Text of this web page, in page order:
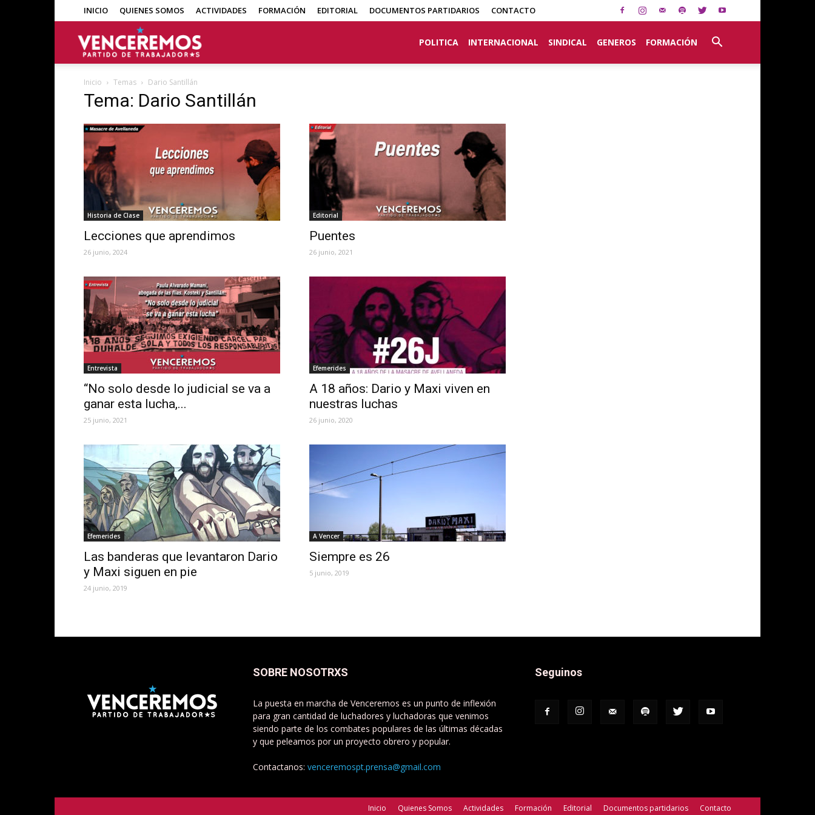
INICIO QUIENES SOMOS ACTIVIDADES FORMACIÓN EDITORIAL DOCUMENTOS PARTIDARIOS CONTACTO
POLITICA INTERNACIONAL SINDICAL GENEROS FORMACIÓN
Inicio Temas Dario Santillán
Tema: Dario Santillán
Historia de Clase
Lecciones que aprendimos
26 junio, 2024
Editorial
Puentes
26 junio, 2021
Entrevista
“No solo desde lo judicial se va a
ganar esta lucha,...
25 junio, 2021
Efemerides
A 18 años: Dario y Maxi viven en
nuestras luchas
26 junio, 2020
Efemerides
Las banderas que levantaron Dario
y Maxi siguen en pie
24 junio, 2019
A Vencer
Siempre es 26
5 junio, 2019
SOBRE NOSOTRXS
La puesta en marcha de Venceremos es un punto de inflexión
para gran cantidad de luchadores y luchadoras que venimos
siendo parte de los combates populares de las últimas décadas
y que peleamos por un proyecto obrero y popular.
Contactanos: venceremospt.prensa@gmail.com
Seguinos
Inicio Quienes Somos Actividades Formación Editorial Documentos partidarios Contacto